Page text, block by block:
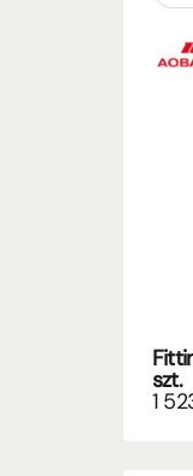
szt.
1